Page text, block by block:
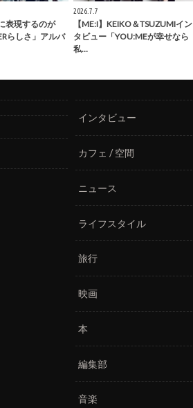
表現するのが
らしさ」アルバ
2026.7.7
【ME:I】KEIKO＆TSUZUMIイン
タビュー「YOU:MEが幸せなら
私…
インタビュー
カフェ / 空間
ニュース
ライフスタイル
旅行
映画
本
編集部
音楽